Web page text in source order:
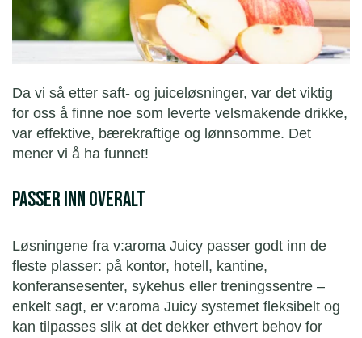
Da vi så etter saft- og juiceløsninger, var det viktig
for oss å finne noe som leverte velsmakende drikke,
var effektive, bærekraftige og lønnsomme. Det
mener vi å ha funnet!
Passer inn overalt
Løsningene fra v:aroma Juicy passer godt inn de
fleste plasser: på kontor, hotell, kantine,
konferansesenter, sykehus eller treningssentre –
enkelt sagt, er v:aroma Juicy systemet fleksibelt og
kan tilpasses slik at det dekker ethvert behov for